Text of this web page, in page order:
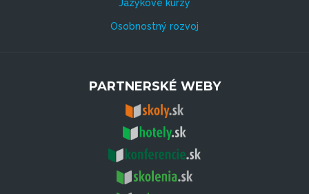
Jazykové kurzy
Osobnostný rozvoj
PARTNERSKÉ WEBY